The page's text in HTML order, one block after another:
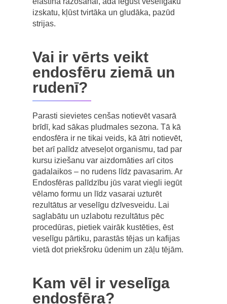
izskatu, kļūst tvirtāka un gludāka, pazūd
strijas.
Vai ir vērts veikt
endosfēru ziemā un
rudenī?
Parasti sievietes cenšas notievēt vasarā
brīdī, kad sākas pludmales sezona. Tā kā
endosfēra ir ne tikai veids, kā ātri notievēt,
bet arī palīdz atveseļot organismu, tad par
kursu iziešanu var aizdomāties arī citos
gadalaikos – no rudens līdz pavasarim. Ar
Endosfēras palīdzību jūs varat viegli iegūt
vēlamo formu un līdz vasarai uzturēt
rezultātus ar veselīgu dzīvesveidu. Lai
saglabātu un uzlabotu rezultātus pēc
procedūras, pietiek vairāk kustēties, ēst
veselīgu pārtiku, parastās tējas un kafijas
vietā dot priekšroku ūdenim un zāļu tējām.
Kam vēl ir veselīga
endosfēra?